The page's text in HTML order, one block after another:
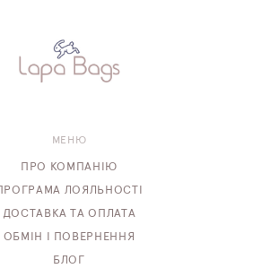
МЕНЮ
ПРО КОМПАНІЮ
ПРОГРАМА ЛОЯЛЬНОСТІ
ДОСТАВКА ТА ОПЛАТА
ОБМІН І ПОВЕРНЕННЯ
БЛОГ